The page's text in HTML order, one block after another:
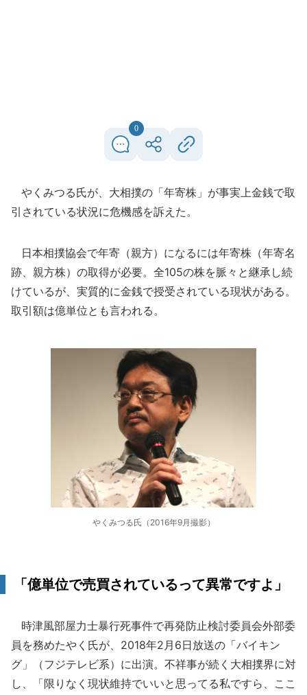
0
やくみつる氏が、大相撲の「年寄株」が事実上金銭で取
引されている状況に危機感を訴えた。
日本相撲協会で年寄（親方）になるには年寄株（年寄名
跡、親方株）の取得が必要。全105の株を脈々と継承し続
けているが、実質的に金銭で授受されている現状がある。
取引額は億単位とも言われる。
やくみつる氏（2016年9月撮影）
「億単位で売買されているって異常ですよ」
時津風部屋力士暴行死事件で再発防止検討委員会外部委
員を務めたやく氏が、2018年2月6日放送の「バイキン
グ」（フジテレビ系）に出演。不祥事が続く大相撲界に対
し、「限りなく現状維持でいいと思ってる私ですら、ここ